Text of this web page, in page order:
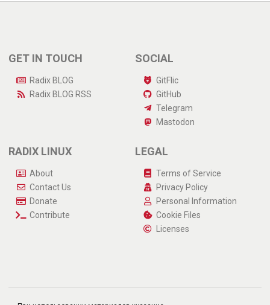
GET IN TOUCH
Radix BLOG
Radix BLOG RSS
SOCIAL
GitFlic
GitHub
Telegram
Mastodon
RADIX LINUX
About
Contact Us
Donate
Contribute
LEGAL
Terms of Service
Privacy Policy
Personal Information
Cookie Files
Licenses